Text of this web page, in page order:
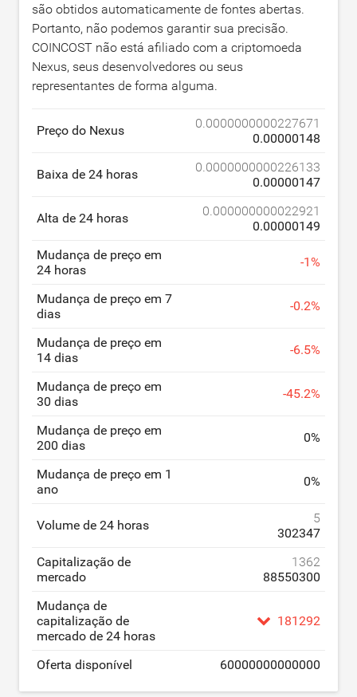
são obtidos automaticamente de fontes abertas.
Portanto, não podemos garantir sua precisão.
COINCOST não está afiliado com a criptomoeda
Nexus, seus desenvolvedores ou seus
representantes de forma alguma.
Preço do Nexus
0.0000000000227671
0.00000148
Baixa de 24 horas
0.0000000000226133
0.00000147
Alta de 24 horas
0.000000000022921
0.00000149
Mudança de preço em
24 horas
-1%
Mudança de preço em 7
dias
-0.2%
Mudança de preço em
14 dias
-6.5%
Mudança de preço em
30 dias
-45.2%
Mudança de preço em
200 dias
0%
Mudança de preço em 1
ano
0%
Volume de 24 horas
5
302347
Capitalização de
mercado
1362
88550300
Mudança de
capitalização de
mercado de 24 horas
181292
Oferta disponível 60000000000000